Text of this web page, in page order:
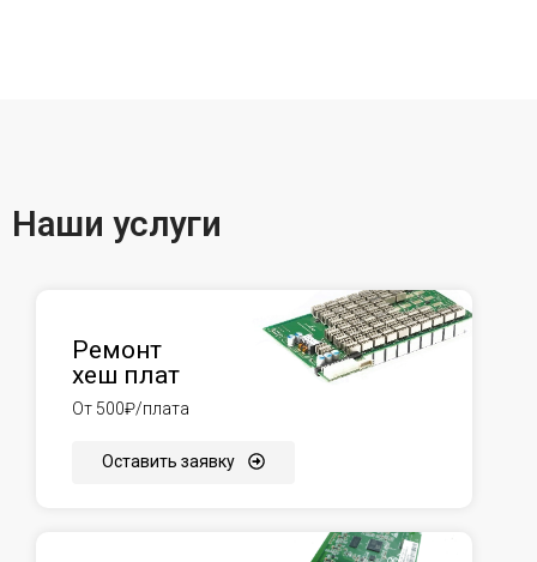
Наши услуги
Ремонт
хеш плат
От 500₽/плата
Оставить заявку